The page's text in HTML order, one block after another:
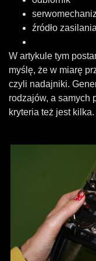
źródło zasilania
W artykule tym
myślę, że w miarę
czyli nadajniki.
rodzajów, a samych
kryteria też jest kilka.